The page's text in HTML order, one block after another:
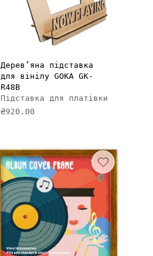
ДОДАТИ В КОШИК
Дерев’яна підставка
для вінілу GOKA GK-
R48B
Підставка для платівки
₴920.00